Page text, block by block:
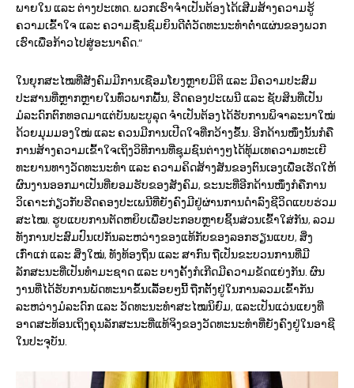
ພາຍໃນ ແລະ ຕ່າງປະເທດ. ພວກເຮົາຈໍາເປັນຕ້ອງໄດ້ເສີມສ້າງຄວາມຮູ້
ຄວາມເຂົ້າໃຈ ແລະ ຄວາມຊື່ນຊົມຍິນດີຕໍ່ວັດທະນະທໍາຕໍ່າແຜ່ນຂອງພວກ
ເຮົາເພື່ອກ້າວໄປສູ່ອະນາຄົດ.”
ໃນຍຸກສະໄໝທີ່ສັງຄົມມີການເຊືອມໂຍງຫຼາຍມິຕິ ແລະ ມີຄວາມປະສົມ
ປະສານທີ່ຫຼາກຫຼາຍໃນທົ່ວພາກພື້ນ, ຮີດຄອງປະເພນີ ແລະ ຊັບສິນທີ່ເປັນ
ມໍລະດົກຕົກທອດມາແຕ່ບັນພະບູລຸດ ຈໍາເປັນຕ້ອງໄດ້ຮັບການພິຈາລະນາໃໝ່
ດ້ວຍມຸມມອງໃໝ່ ແລະ ຄວນມີການເປີດໃຈທີ່ກວ້າງຂຶ້ນ. ອີກດ້ານໜຶ່ງນັ້ນກໍຄື
ການສ້າງຄວາມເຂົ້າໃຈເຖິງວິທີການທີ່ຊຸມຊົນຕ່າງໆໄດ້ທຸ້ມເທຄວາມທະເຍີ
ທະຍານທາງວັດທະນະທໍາ ແລະ ຄວາມຄິດສ້າງສັນຂອງຕົນເອງເພື່ອເຮັດໃຫ້
ຜົນງານອອກມາເປັນທີ່ຍອມຮັບຂອງສັງຄົມ, ຂະນະທີ່ອີກດ້ານໜຶ່ງກໍຄືການ
ວິເຄາະກ່ຽວກັບຮີດຄອງປະເພນີທີ່ຍັງຄົງມີຢູ່ຜ່ານການດໍາລົງຊີວິດແບບຮ່ວມ
ສະໄໝ. ຮູບແບບການຕັດຫຍິບເພື່ອປະກອບຫຼາຍຊິ້ນສ່ວນເຂົ້າໃສ່ກັນ, ລວມ
ທັງການປະສົມປົນເປກັນລະຫວ່າງຂອງແທ້ກັບຂອງລອກຮຽນແບບ, ສິ່ງ
ເກົ່າແກ່ ແລະ ສິ່ງໃໝ່, ທັງທ້ອງຖິ່ນ ແລະ ສາກົນ ຖືເປັນຂະບວນການທີ່ມີ
ລັກສະນະທີ່ເປັນທໍາມະຊາດ ແລະ ບາງຄັ້ງກໍເກີດມີຄວາມຂັດແຍ່ງກັນ. ຜົນ
ງານທີ່ໄດ້ຮັບການພັດທະນາຂຶ້ນເລື້ອຍໆນີ້ ຖືກຕັ້ງຢູ່ໃນການລວມເຂົ້າກັນ
ລະຫວ່າງມໍລະດົກ ແລະ ວັດທະນະທໍາສະໄໝນິຍົມ, ແລະເປັນແວ່ນແຍງທີ່
ອາດສະທ້ອນເຖິງຄຸນລັກສະນະທີ່ແທ້ຈິງຂອງວັດທະນະທໍາທີ່ຍັງຄົງຢູ່ໃນອາຊີ
ໃນປະຈຸບັນ.